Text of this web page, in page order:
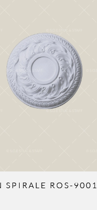
SPIRALE ROS-9001